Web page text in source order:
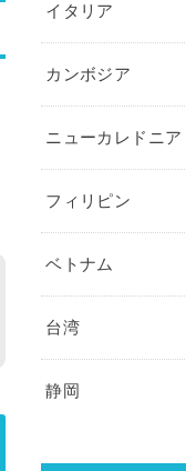
イタリア
カンボジア
ニューカレドニア
フィリピン
ベトナム
台湾
静岡